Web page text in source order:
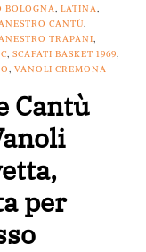
BOLOGNA, LATINA,
CANTÙ,
TRAPANI,
, SCAFATI BASKET 1969,
, VANOLI CREMONA
Cantù
per